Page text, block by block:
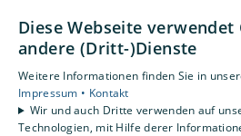
Privatkunden
Gewerbekunden
Karriere
Unternehmen
Kontakt
Diese Webseite verwendet
andere (Dritt-)Dienste
Weitere Informationen finden Sie in
Impressum • Kontakt
Wir und auch Dritte verwenden auf
Technologien, mit Hilfe derer